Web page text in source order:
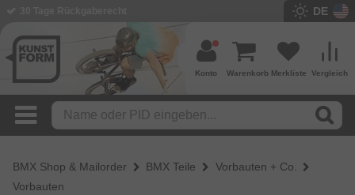
DE
Vergleich
Merkliste
Warenkorb
Konto
BMX Shop & Mailorder BMX Teile
Vorbauten + Co.
Vorbauten